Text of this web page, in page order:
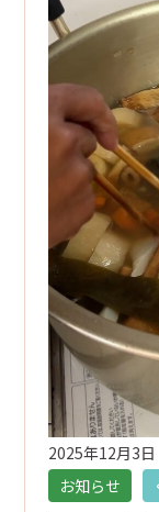
2025年12月3日
お知らせ